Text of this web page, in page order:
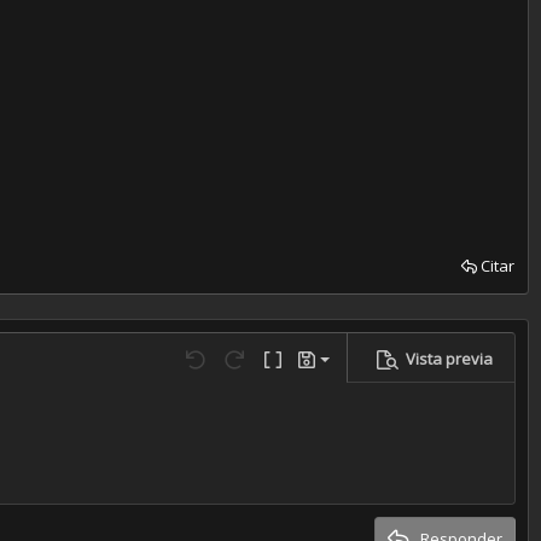
Citar
DeshacerRehacerCambiar editor
Borradores
Guardar borrador
Vista previa